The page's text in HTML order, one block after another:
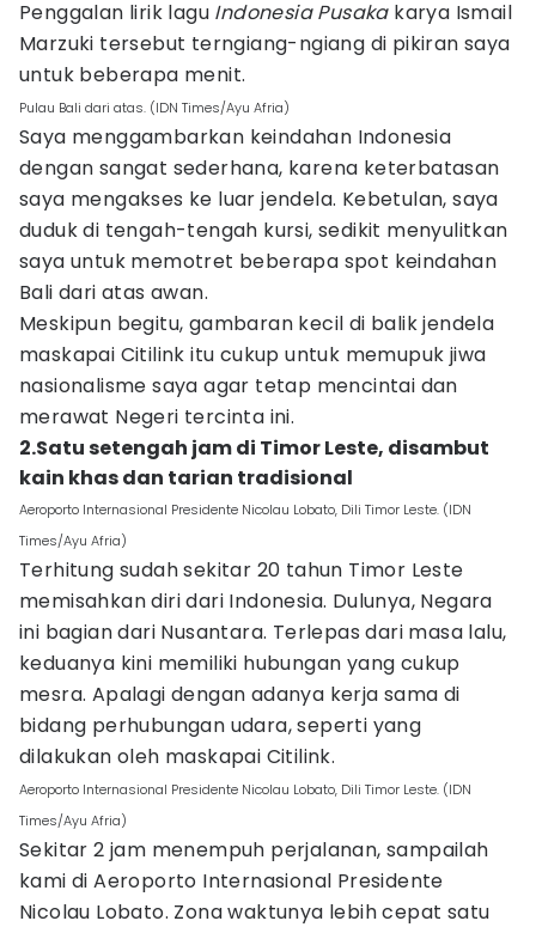
Penggalan lirik lagu Indonesia Pusakakarya Ismail
Marzuki tersebut terngiang-ngiang di pikiran saya
untuk beberapa menit.
Pulau Bali dari atas. (IDN Times/Ayu Afria)
Saya menggambarkan keindahan Indonesia
dengan sangat sederhana, karena keterbatasan
saya mengakses ke luar jendela. Kebetulan, saya
duduk di tengah-tengah kursi, sedikit menyulitkan
saya untuk memotret beberapa spot keindahan
Bali dari atas awan.
Meskipun begitu, gambaran kecil di balik jendela
maskapai Citilink itu cukup untuk memupuk jiwa
nasionalisme saya agar tetap mencintai dan
merawat Negeri tercinta ini.
2.Satu setengah jam di Timor Leste, disambut
kain khas dan tarian tradisional
Aeroporto Internasional Presidente Nicolau Lobato, Dili Timor Leste. (IDN
Times/Ayu Afria)
Terhitung sudah sekitar 20 tahun Timor Leste
memisahkan diri dari Indonesia. Dulunya, Negara
ini bagian dari Nusantara. Terlepas dari masa lalu,
keduanya kini memiliki hubungan yang cukup
mesra. Apalagi dengan adanya kerja sama di
bidang perhubungan udara, seperti yang
dilakukan oleh maskapai Citilink.
Aeroporto Internasional Presidente Nicolau Lobato, Dili Timor Leste. (IDN
Times/Ayu Afria)
Sekitar 2 jam menempuh perjalanan, sampailah
kami di Aeroporto Internasional Presidente
Nicolau Lobato. Zona waktunya lebih cepat satu